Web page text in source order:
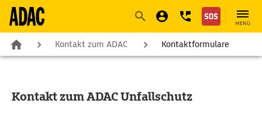
NavigationSuche
MENÜ
Kontakt zum ADAC Kontaktformulare
Kontakt zum ADAC Unfallschutz